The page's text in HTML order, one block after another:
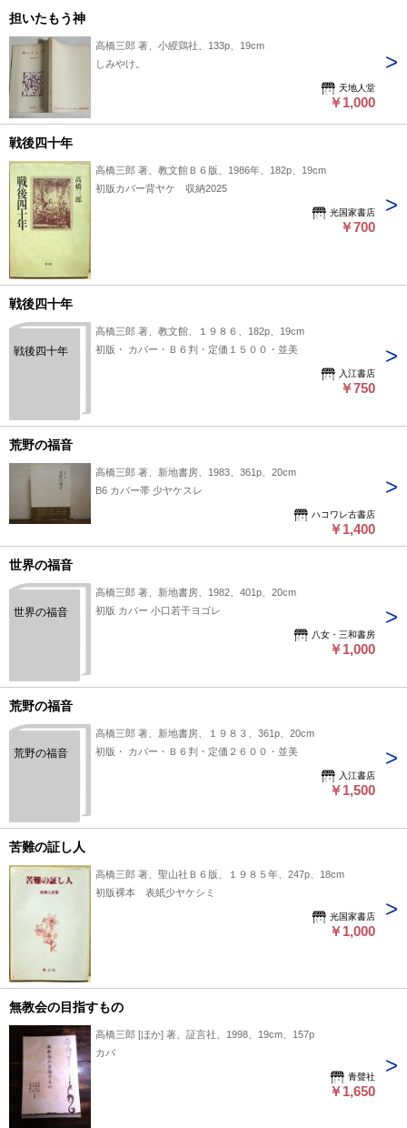
担いたもう神
高橋三郎 著、小綬鶏社、133p、19cm
しみやけ。
天地人堂
￥1,000
戦後四十年
高橋三郎 著、教文館Ｂ６版、1986年、182p、19cm
初版カバー背ヤケ 収納2025
光国家書店
￥700
戦後四十年
戦後四十年
高橋三郎 著、教文館、１９８６、182p、19cm
初版・ カバー・Ｂ６判・定価１５００・並美
入江書店
￥750
荒野の福音
高橋三郎 著、新地書房、1983、361p、20cm
B6 カバー帯 少ヤケスレ
ハコワレ古書店
￥1,400
世界の福音
世界の福音
高橋三郎 著、新地書房、1982、401p、20cm
初版 カバー 小口若干ヨゴレ
八女・三和書房
￥1,000
荒野の福音
荒野の福音
高橋三郎 著、新地書房、１９８３、361p、20cm
初版・ カバー・Ｂ６判・定価２６００・並美
入江書店
￥1,500
苦難の証し人
高橋三郎 著、聖山社Ｂ６版、１９８５年、247p、18cm
初版裸本 表紙少ヤケシミ
光国家書店
￥1,000
無教会の目指すもの
高橋三郎 [ほか] 著、証言社、1998、19cm、157p
カバ
青聲社
￥1,650